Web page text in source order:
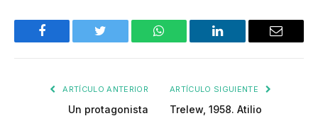
Facebook Twitter WhatsApp LinkedIn Email
ARTÍCULO ANTERIOR
Un protagonista
ARTÍCULO SIGUIENTE
Trelew, 1958. Atilio